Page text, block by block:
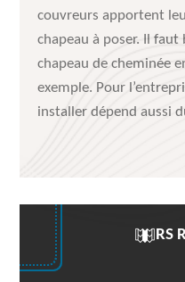
couvreurs apportent
chapeau à poser. Il
chapeau de cheminée
exemple. Pour
installer dépend aussi
RS